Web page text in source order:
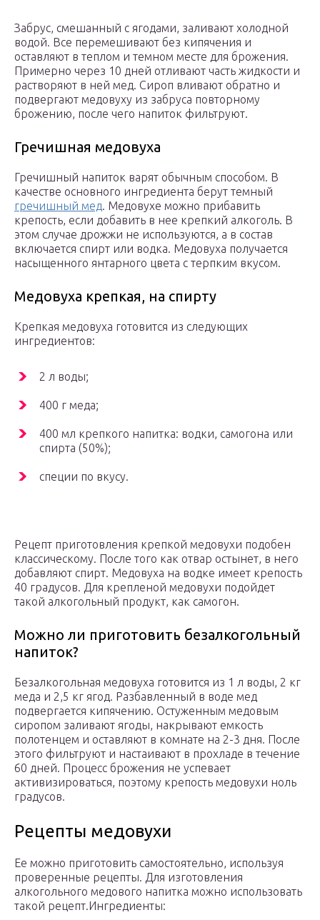
Забрус, смешанный с ягодами, заливают холодной
водой. Все перемешивают без кипячения и
оставляют в теплом и темном месте для брожения.
Примерно через 10 дней отливают часть жидкости и
растворяют в ней мед. Сироп вливают обратно и
подвергают медовуху из забруса повторному
брожению, после чего напиток фильтруют.
Гречишная медовуха
Гречишный напиток варят обычным способом. В
качестве основного ингредиента берут темный
гречишный мед. Медовухе можно прибавить
крепость, если добавить в нее крепкий алкоголь. В
этом случае дрожжи не используются, а в состав
включается спирт или водка. Медовуха получается
насыщенного янтарного цвета с терпким вкусом.
Медовуха крепкая, на спирту
Крепкая медовуха готовится из следующих
ингредиентов:
2 л воды;
400 г меда;
400 мл крепкого напитка: водки, самогона или
спирта (50%);
специи по вкусу.
Рецепт приготовления крепкой медовухи подобен
классическому. После того как отвар остынет, в него
добавляют спирт. Медовуха на водке имеет крепость
40 градусов. Для крепленой медовухи подойдет
такой алкогольный продукт, как самогон.
Можно ли приготовить безалкогольный
напиток?
Безалкогольная медовуха готовится из 1 л воды, 2 кг
меда и 2,5 кг ягод. Разбавленный в воде мед
подвергается кипячению. Остуженным медовым
сиропом заливают ягоды, накрывают емкость
полотенцем и оставляют в комнате на 2-3 дня. После
этого фильтруют и настаивают в прохладе в течение
60 дней. Процесс брожения не успевает
активизироваться, поэтому крепость медовухи ноль
градусов.
Рецепты медовухи
Ее можно приготовить самостоятельно, используя
проверенные рецепты. Для изготовления
алкогольного медового напитка можно использовать
такой рецепт.Ингредиенты: